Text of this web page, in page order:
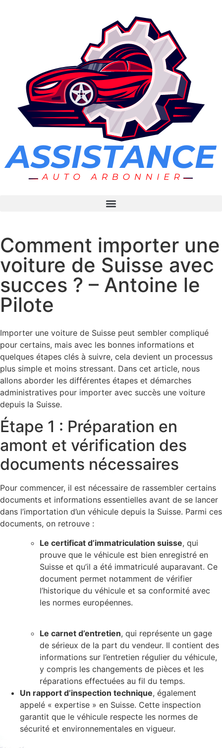
Comment importer une
voiture de Suisse avec
succes ? – Antoine le
Pilote
Importer une voiture de Suisse peut sembler compliqué
pour certains, mais avec les bonnes informations et
quelques étapes clés à suivre, cela devient un processus
plus simple et moins stressant. Dans cet article, nous
allons aborder les différentes étapes et démarches
administratives pour importer avec succès une voiture
depuis la Suisse.
Étape 1 : Préparation en
amont et vérification des
documents nécessaires
Pour commencer, il est nécessaire de rassembler certains
documents et informations essentielles avant de se lancer
dans l’importation d’un véhicule depuis la Suisse. Parmi ces
documents, on retrouve :
Le certificat d’immatriculation suisse, qui
prouve que le véhicule est bien enregistré en
Suisse et qu’il a été immatriculé auparavant. Ce
document permet notamment de vérifier
l’historique du véhicule et sa conformité avec
les normes européennes.
Le carnet d’entretien, qui représente un gage
de sérieux de la part du vendeur. Il contient des
informations sur l’entretien régulier du véhicule,
y compris les changements de pièces et les
réparations effectuées au fil du temps.
Un rapport d’inspection technique, également
appelé « expertise » en Suisse. Cette inspection
garantit que le véhicule respecte les normes de
sécurité et environnementales en vigueur.